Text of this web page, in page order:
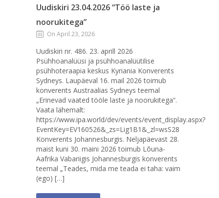
Uudiskiri 23.04.2026 “Töö laste ja
noorukitega”
On April 23, 2026
Uudiskiri nr. 486. 23. aprill 2026
Psühhoanalüüsi ja psühhoanalüütilise
psühhoteraapia keskus Kyriania Konverents
Sydneys. Laupäeval 16. mail 2026 toimub
konverents Austraalias Sydneys teemal
„Erinevad vaated tööle laste ja noorukitega“.
Vaata lähemalt:
https://www.ipa.world/dev/events/event_display.aspx?
EventKey=EV160526&_zs=Lig1B1&_zl=wsS28
Konverents Johannesburgis. Neljapäevast 28.
maist kuni 30. maini 2026 toimub Lõuna-
Aafrika Vabariigis Johannesburgis konverents
teemal „Teades, mida me teada ei taha: vaim
(ego) […]